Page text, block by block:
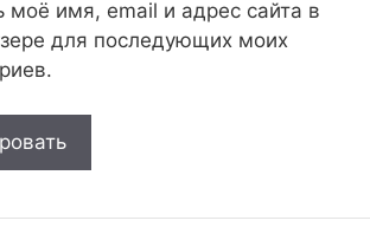
моё имя, email и адрес сайта в
для последующих моих